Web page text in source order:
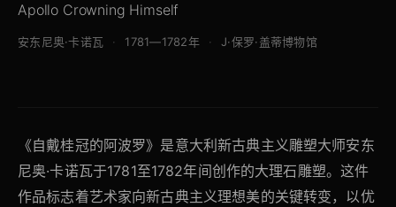
Apollo Crowning Himself
安东尼奥·卡诺瓦 1781—1782年 J·保罗·盖蒂博物馆
《自戴桂冠的阿波罗》是意大利新古典主义雕塑大师安东
尼奥·卡诺瓦于1781至1782年间创作的大理石雕塑。这件
作品标志着艺术家向新古典主义理想美的关键转变，以优